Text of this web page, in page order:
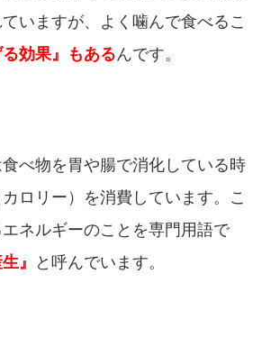
いますが、よく噛んで食べるこ
る効果』もあるんです。
べ物を胃や腸で消化している時
ロリー）を消費しています。こ
ネルギーのことを専門用語で
』
と呼んでいます。